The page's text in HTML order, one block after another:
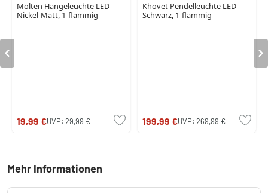
Molten Hängeleuchte LED
Nickel-Matt, 1-flammig
19,99 €UVP:29,99 €
Khovet Pendelleuchte LED
Schwarz, 1-flammig
199,99 €UVP:269,99 €
Mehr Informationen